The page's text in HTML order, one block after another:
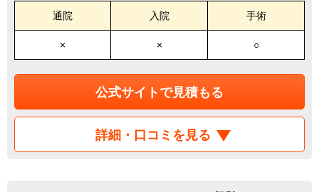
通院 入院 手術
× × ○
公式サイトで見積もる
詳細・口コミを見る